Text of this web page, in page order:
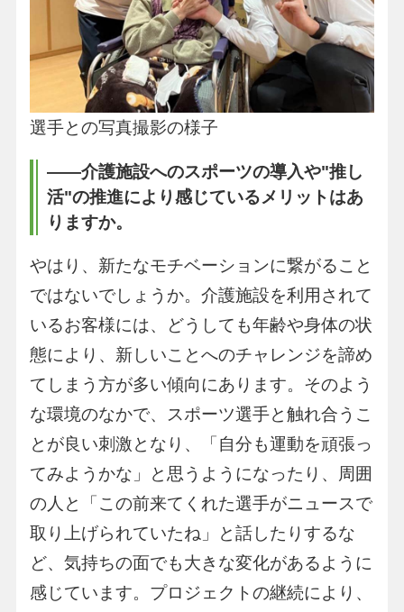
選手との写真撮影の様子
――介護施設へのスポーツの導入や"推し
活"の推進により感じているメリットはあ
りますか。
やはり、新たなモチベーションに繋がること
ではないでしょうか。介護施設を利用されて
いるお客様には、どうしても年齢や身体の状
態により、新しいことへのチャレンジを諦め
てしまう方が多い傾向にあります。そのよう
な環境のなかで、スポーツ選手と触れ合うこ
とが良い刺激となり、「自分も運動を頑張っ
てみようかな」と思うようになったり、周囲
の人と「この前来てくれた選手がニュースで
取り上げられていたね」と話したりするな
ど、気持ちの面でも大きな変化があるように
感じています。プロジェクトの継続により、